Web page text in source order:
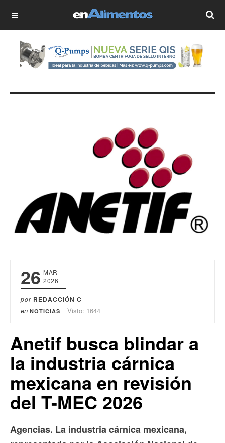
OFF CANVAS
26 MAR
2026
por REDACCIÓN C
en NOTICIAS Visto: 1644
Anetif busca blindar a
la industria cárnica
mexicana en revisión
del T-MEC 2026
Agencias. La industria cárnica mexicana,